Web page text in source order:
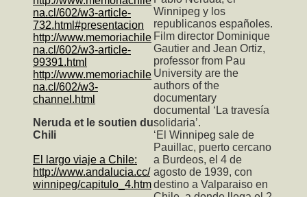
na.cl/602/w3-article-
732.html#presentacion
http://www.memoriachile
na.cl/602/w3-article-
99391.html
http://www.memoriachile
na.cl/602/w3-
channel.html
Neruda et le soutien du
Chili
El largo viaje a Chile:
http://www.andalucia.cc/
winnipeg/capitulo_4.htm
Winnipeg y los
republicanos españoles.
Film director Dominique
Gautier and Jean Ortiz,
professor from Pau
University are the
authors of the
documentary
documental ‘La travesía
solidaria’.
‘El Winnipeg sale de
Pauillac, puerto cercano
a Burdeos, el 4 de
agosto de 1939, con
destino a Valparaiso en